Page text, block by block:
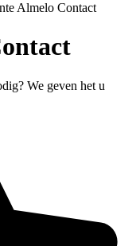
Almelo Contact
We geven het u